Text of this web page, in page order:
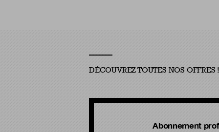
DÉCOUVREZ TOUTES NOS OFFRES !
Abonnement